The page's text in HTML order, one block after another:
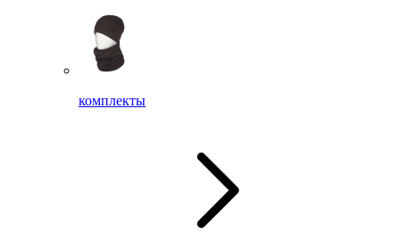
комплекты